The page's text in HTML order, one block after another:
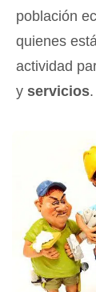
población
quienes
actividad
y servicios.